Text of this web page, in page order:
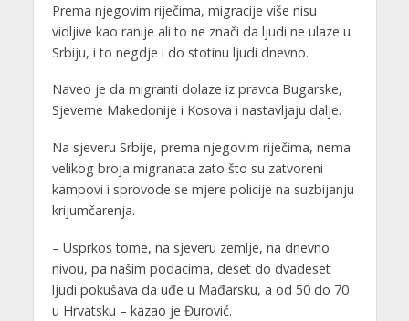
Prema njegovim riječima, migracije više nisu
vidljive kao ranije ali to ne znači da ljudi ne ulaze u
Srbiju, i to negdje i do stotinu ljudi dnevno.
Naveo je da migranti dolaze iz pravca Bugarske,
Sjeverne Makedonije i Kosova i nastavljaju dalje.
Na sjeveru Srbije, prema njegovim riječima, nema
velikog broja migranata zato što su zatvoreni
kampovi i sprovode se mjere policije na suzbijanju
krijumčarenja.
– Usprkos tome, na sjeveru zemlje, na dnevno
nivou, pa našim podacima, deset do dvadeset
ljudi pokušava da uđe u Mađarsku, a od 50 do 70
u Hrvatsku – kazao je Đurović.